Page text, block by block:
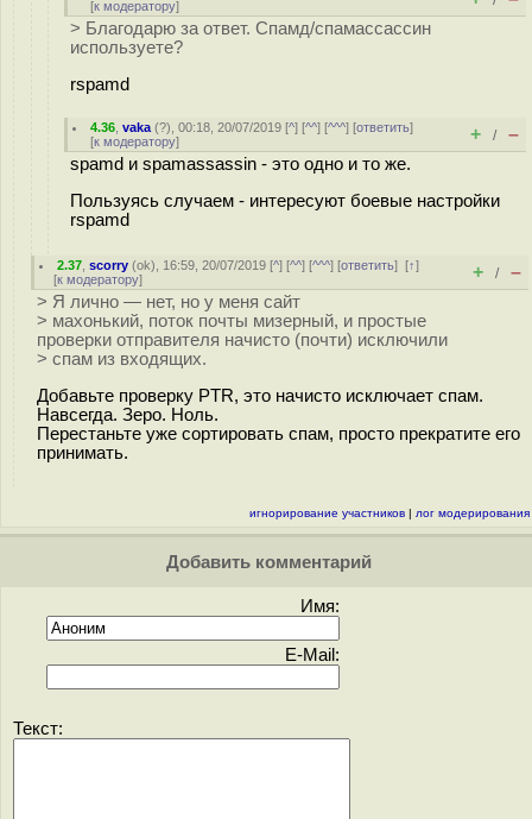
[к модератору]
> Благодарю за ответ. Спамд/спамассассин
используете?
rspamd
4.36 ,vaka (?), 00:18, 20/07/2019 [^] [^^] [^^^] [ответить]
[к модератору] + / –
spamd и spamassassin - это одно и то же.
Пользуясь случаем - интересуют боевые настройки
rspamd
2.37 ,scorry (ok), 16:59, 20/07/2019 [^] [^^] [^^^] [ответить][↑]
[к модератору] + / –
> Я лично — нет, но у меня сайт
> махонький, поток почты мизерный, и простые
проверки отправителя начисто (почти) исключили
> спам из входящих.
Добавьте проверку PTR, это начисто исключает спам.
Навсегда. Зеро. Ноль.
Перестаньте уже сортировать спам, просто прекратите его
принимать.
игнорирование участников | лог модерирования
Добавить комментарий
Имя:
E-Mail:
Текст: